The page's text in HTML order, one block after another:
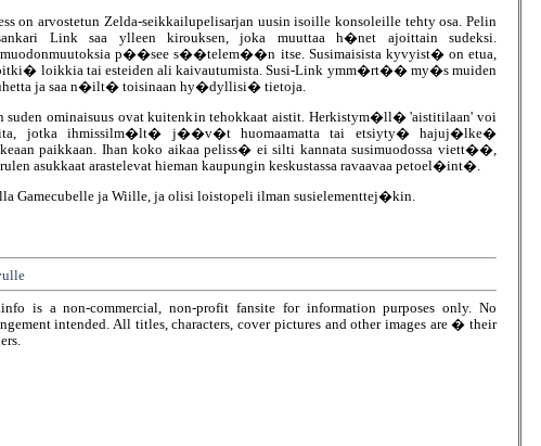
on arvostetun Zelda-seikkailupelisarjan uusin isoille konsoleille tehty osa. Pelin
Link saa ylleen kirouksen, joka muuttaa h�net ajoittain sudeksi.
p��see s��telem��n itse. Susimaisista kyvyist� on etua,
loikkia tai esteiden ali kaivautumista. Susi-Link ymm�rt�� my�s muiden
ja saa n�ilt� toisinaan hy�dyllisi� tietoja.
ominaisuus ovat kuitenkin tehokkaat aistit. Herkistym�ll� 'aistitilaan' voi
jotka ihmissilm�lt� j��v�t huomaamatta tai etsiyty� hajuj�lke�
paikkaan. Ihan koko aikaa peliss� ei silti kannata susimuodossa viett��,
asukkaat arastelevat hieman kaupungin keskustassa ravaavaa petoel�int�.
Gamecubelle ja Wiille, ja olisi loistopeli ilman susielementtej�kin.
is a non-commercial, non-profit fansite for information purposes only. No
intended. All titles, characters, cover pictures and other images are � their